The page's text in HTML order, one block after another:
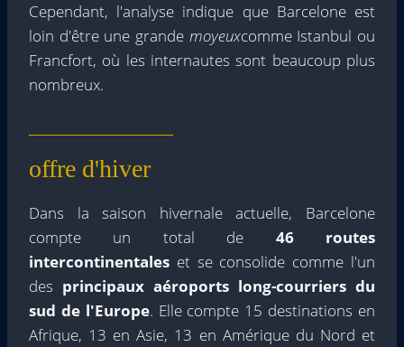
Cependant, l'analyse indique que Barcelone est
loin d'être une grande moyeuxcomme Istanbul ou
Francfort, où les internautes sont beaucoup plus
nombreux.
offre d'hiver
Dans la saison hivernale actuelle, Barcelone
compte un total de 46 routes
intercontinentales et se consolide comme l'un
des principaux aéroports long-courriers du
sud de l'Europe. Elle compte 15 destinations en
Afrique, 13 en Asie, 13 en Amérique du Nord et